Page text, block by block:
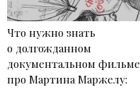
Что нужно знать
о долгожданном
документальном фильме
про Мартина Маржелу: